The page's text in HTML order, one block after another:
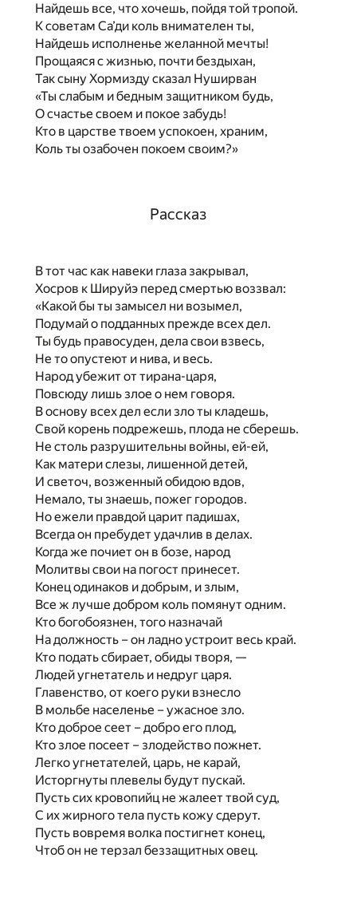
Найдешь все, что хочешь, пойдя той тропой.
К советам Са’ди коль внимателен ты,
Найдешь исполненье желанной мечты!
Прощаяся с жизнью, почти бездыхан,
Так сыну Хормизду сказал Нуширван
«Ты слабым и бедным защитником будь,
О счастье своем и покое забудь!
Кто в царстве твоем успокоен, храним,
Коль ты озабочен покоем своим?»
Рассказ
В тот час как навеки глаза закрывал,
Хосров к Шируйэ перед смертью воззвал:
«Какой бы ты замысел ни возымел,
Подумай о подданных прежде всех дел.
Ты будь правосуден, дела свои взвесь,
Не то опустеют и нива, и весь.
Народ убежит от тирана-царя,
Повсюду лишь злое о нем говоря.
В основу всех дел если зло ты кладешь,
Свой корень подрежешь, плода не сберешь.
Не столь разрушительны войны, ей-ей,
Как матери слезы, лишенной детей,
И светоч, возженный обидою вдов,
Немало, ты знаешь, пожег городов.
Но ежели правдой царит падишах,
Всегда он пребудет удачлив в делах.
Когда же почиет он в бозе, народ
Молитвы свои на погост принесет.
Конец одинаков и добрым, и злым,
Все ж лучше добром коль помянут одним.
Кто богобоязнен, того назначай
На должность – он ладно устроит весь край.
Кто подать сбирает, обиды творя, —
Людей угнетатель и недруг царя.
Главенство, от коего руки взнесло
В мольбе населенье – ужасное зло.
Кто доброе сеет – добро его плод,
Кто злое посеет – злодейство пожнет.
Легко угнетателей, царь, не карай,
Исторгнуты плевелы будут пускай.
Пусть сих кровопийц не жалеет твой суд,
С их жирного тела пусть кожу сдерут.
Пусть вовремя волка постигнет конец,
Чтоб он не терзал беззащитных овец.